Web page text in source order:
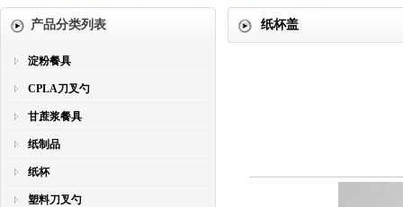
产品分类列表
淀粉餐具
CPLA刀叉勺
甘蔗浆餐具
纸制品
纸杯
塑料刀叉勺
纸杯盖